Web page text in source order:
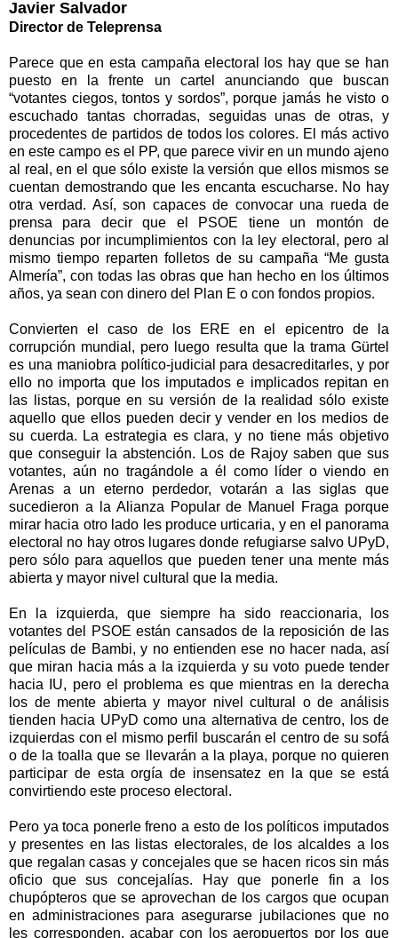
Javier Salvador
Director de Teleprensa
Parece que en esta campaña electoral los hay que se han
puesto en la frente un cartel anunciando que buscan
“votantes ciegos, tontos y sordos”, porque jamás he visto o
escuchado tantas chorradas, seguidas unas de otras, y
procedentes de partidos de todos los colores. El más activo
en este campo es el PP, que parece vivir en un mundo ajeno
al real, en el que sólo existe la versión que ellos mismos se
cuentan demostrando que les encanta escucharse. No hay
otra verdad. Así, son capaces de convocar una rueda de
prensa para decir que el PSOE tiene un montón de
denuncias por incumplimientos con la ley electoral, pero al
mismo tiempo reparten folletos de su campaña “Me gusta
Almería”, con todas las obras que han hecho en los últimos
años, ya sean con dinero del Plan E o con fondos propios.
Convierten el caso de los ERE en el epicentro de la
corrupción mundial, pero luego resulta que la trama Gürtel
es una maniobra político-judicial para desacreditarles, y por
ello no importa que los imputados e implicados repitan en
las listas, porque en su versión de la realidad sólo existe
aquello que ellos pueden decir y vender en los medios de
su cuerda. La estrategia es clara, y no tiene más objetivo
que conseguir la abstención. Los de Rajoy saben que sus
votantes, aún no tragándole a él como líder o viendo en
Arenas a un eterno perdedor, votarán a las siglas que
sucedieron a la Alianza Popular de Manuel Fraga porque
mirar hacia otro lado les produce urticaria, y en el panorama
electoral no hay otros lugares donde refugiarse salvo UPyD,
pero sólo para aquellos que pueden tener una mente más
abierta y mayor nivel cultural que la media.
En la izquierda, que siempre ha sido reaccionaria, los
votantes del PSOE están cansados de la reposición de las
películas de Bambi, y no entienden ese no hacer nada, así
que miran hacia más a la izquierda y su voto puede tender
hacia IU, pero el problema es que mientras en la derecha
los de mente abierta y mayor nivel cultural o de análisis
tienden hacia UPyD como una alternativa de centro, los de
izquierdas con el mismo perfil buscarán el centro de su sofá
o de la toalla que se llevarán a la playa, porque no quieren
participar de esta orgía de insensatez en la que se está
convirtiendo este proceso electoral.
Pero ya toca ponerle freno a esto de los políticos imputados
y presentes en las listas electorales, de los alcaldes a los
que regalan casas y concejales que se hacen ricos sin más
oficio que sus concejalías. Hay que ponerle fin a los
chupópteros que se aprovechan de los cargos que ocupan
en administraciones para asegurarse jubilaciones que no
les corresponden, acabar con los aeropuertos por los que